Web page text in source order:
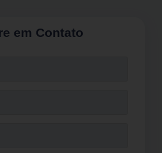
em Contato